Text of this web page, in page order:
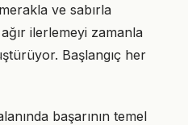
ve sabırla
ilerlemeyi zamanla
Başlangıç her
başarının temel